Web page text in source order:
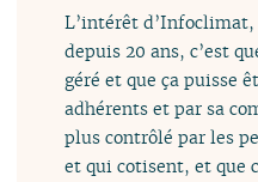
L’intérêt d’Infoclimat,
depuis 20 ans, c’est
géré et que ça puisse
adhérents et par sa
plus contrôlé par les
et qui cotisent, et que